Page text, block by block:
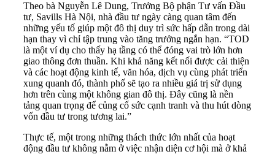
Theo bà Nguyễn Lê Dung, Trưởng Bộ phận Tư vấn Đầu
tư, Savills Hà Nội, nhà đầu tư ngày càng quan tâm đến
những yếu tố giúp một đô thị duy trì sức hấp dẫn trong dài
hạn thay vì chỉ tập trung vào tăng trưởng ngắn hạn. “TOD
là một ví dụ cho thấy hạ tầng có thể đóng vai trò lớn hơn
giao thông đơn thuần. Khi khả năng kết nối được cải thiện
và các hoạt động kinh tế, văn hóa, dịch vụ cùng phát triển
xung quanh đó, thành phố sẽ tạo ra nhiều giá trị sử dụng
hơn trên cùng một không gian đô thị. Đây cũng là nền
tảng quan trọng để củng cố sức cạnh tranh và thu hút dòng
vốn đầu tư trong tương lai.”
Thực tế, một trong những thách thức lớn nhất của hoạt
động đầu tư không nằm ở việc nhận diện cơ hội mà ở khả